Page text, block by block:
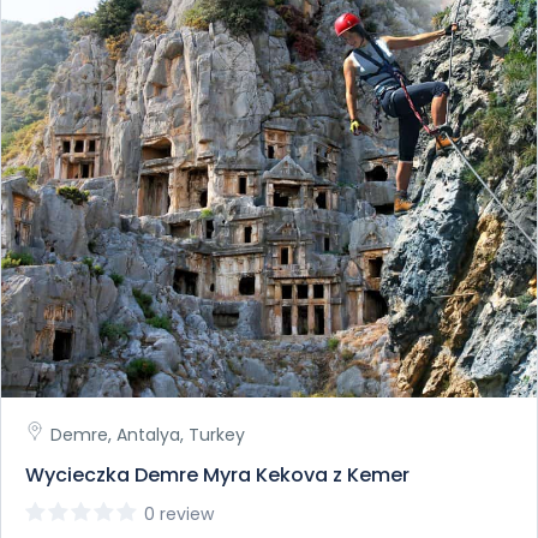
Demre, Antalya, Turkey
Wycieczka Demre Myra Kekova z Kemer
0 review